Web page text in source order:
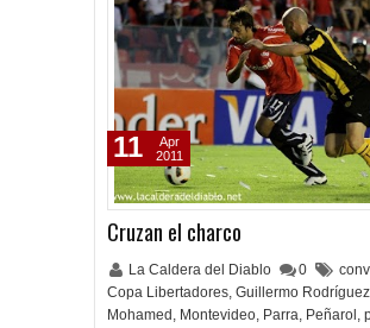
Cruzan el charco
La Caldera del Diablo 0
Copa Libertadores, Guillermo Rodríguez
Mohamed , Montevideo, Parra, Peñarol ,
11
Apr
2011